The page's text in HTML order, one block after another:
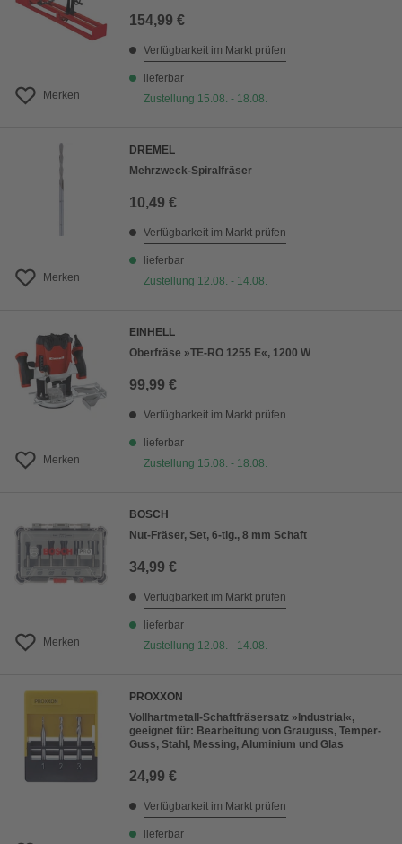
Merken
154,99 €
Verfügbarkeit im Markt prüfen
lieferbar
Zustellung 15.08. - 18.08.
Merken
DREMEL
Mehrzweck-Spiralfräser
10,49 €
Verfügbarkeit im Markt prüfen
lieferbar
Zustellung 12.08. - 14.08.
Merken
EINHELL
Oberfräse »TE-RO 1255 E«, 1200 W
99,99 €
Verfügbarkeit im Markt prüfen
lieferbar
Zustellung 15.08. - 18.08.
Merken
BOSCH
Nut-Fräser, Set, 6-tlg., 8 mm Schaft
34,99 €
Verfügbarkeit im Markt prüfen
lieferbar
Zustellung 12.08. - 14.08.
PROXXON
Vollhartmetall-Schaftfräsersatz »Industrial«,
geeignet für: Bearbeitung von Grauguss, Temper-
Guss, Stahl, Messing, Aluminium und Glas
24,99 €
Verfügbarkeit im Markt prüfen
lieferbar